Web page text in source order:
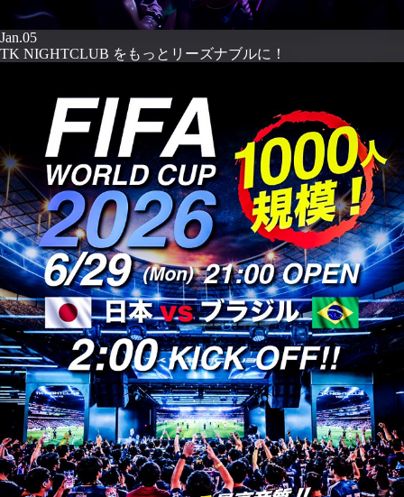
Jan.05
TK NIGHTCLUB をもっとリーズナブルに！